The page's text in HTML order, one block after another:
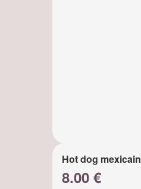
Hot dog mexicain
8.00 €